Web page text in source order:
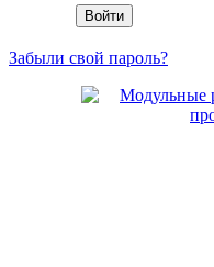
Забыли свой пароль?